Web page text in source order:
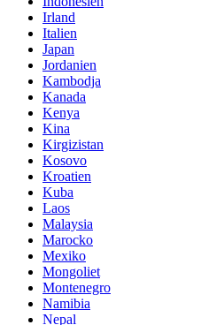
Irland
Italien
Japan
Jordanien
Kambodja
Kanada
Kenya
Kina
Kirgizistan
Kosovo
Kroatien
Kuba
Laos
Malaysia
Marocko
Mexiko
Mongoliet
Montenegro
Namibia
Nepal